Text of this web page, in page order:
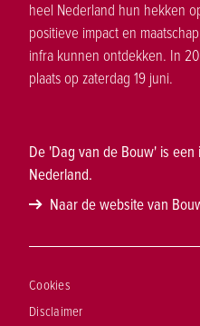
heel Nederland hun hekken
positieve impact en
infra kunnen ontdekken. In
plaats op zaterdag 19 juni.
De 'Dag van de Bouw' is
Nederland.
Naar de website van
Cookies
Disclaimer